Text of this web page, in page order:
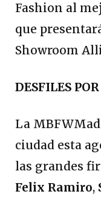
Fashion al
que
Showroom
DESFILES
La
ciudad esta
las grandes
Felix Ramiro,